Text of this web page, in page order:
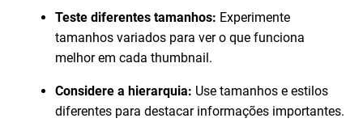
Teste diferentes tamanhos: Experimente
tamanhos variados para ver o que funciona
melhor em cada thumbnail.
Considere a hierarquia: Use tamanhos e estilos
diferentes para destacar informações importantes.